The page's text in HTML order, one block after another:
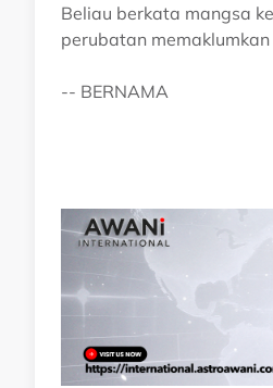
Beliau berkata mangsa
perubatan
-- BERNAMA